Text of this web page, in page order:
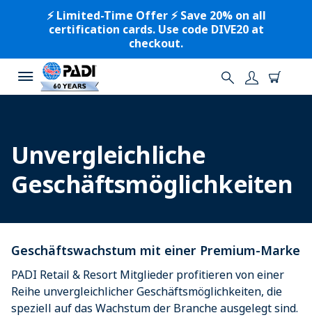
⚡️ Limited-Time Offer ⚡️ Save 20% on all
certification cards. Use code DIVE20 at
checkout.
Unvergleichliche
Geschäftsmöglichkeiten
Geschäftswachstum mit einer Premium-Marke
PADI Retail & Resort Mitglieder profitieren von einer
Reihe unvergleichlicher Geschäftsmöglichkeiten, die
speziell auf das Wachstum der Branche ausgelegt sind.